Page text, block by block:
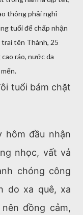
thông phải nghỉ
tuổi để chấp nhận
tên Thành, 25
ráo, nước da
hôm đầu nhận
nhọc, vất vả
chóng công
do xa quê, xa
đồng cảm,